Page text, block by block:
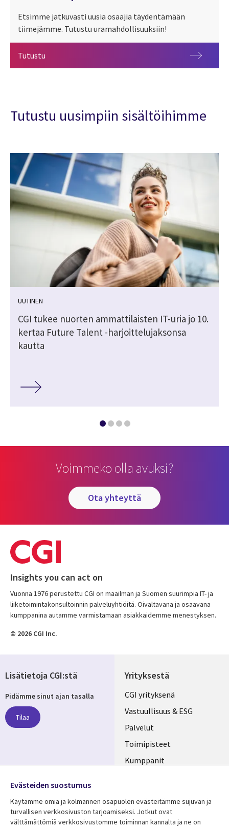
Etsimme jatkuvasti uusia osaajia täydentämään
tiimejämme. Tutustu uramahdollisuuksiin!
Tutustu
Tutustu uusimpiin sisältöihimme
UUTINEN
CGI tukee nuorten ammattilaisten IT-uria jo 10.
kertaa Future Talent -harjoittelujaksonsa
kautta
Voimmeko olla avuksi?
ota yhteyttä
Insights you can act on
Vuonna 1976 perustettu CGI on maailman ja Suomen suurimpia IT- ja
liiketoimintakonsultoinnin palveluyhtiöitä. Oivaltavana ja osaavana
kumppanina autamme varmistamaan asiakkaidemme menestyksen.
© 2026 CGI Inc.
Yrityksestä
Useful
links
FINLAND
CGI yrityksenä
Vastuullisuus & ESG
Palvelut
Toimipisteet
Kumppanit
Lisätietoja CGI:stä
Pidämme sinut ajan tasalla
Tilaa
Media
FINLAND
Evästeiden suostumus
Käytämme omia ja kolmannen osapuolen evästeitämme sujuvan ja
turvallisen verkkosivuston tarjoamiseksi. Jotkut ovat
välttämättömiä verkkosivustomme toiminnan kannalta ja ne on